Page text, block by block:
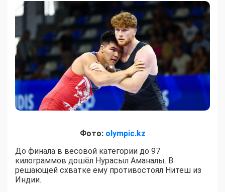
Фото: olympic.kz
До финала в весовой категории до 97
килограммов дошёл Нурасыл Аманалы. В
решающей схватке ему противостоял Нитеш из
Индии.